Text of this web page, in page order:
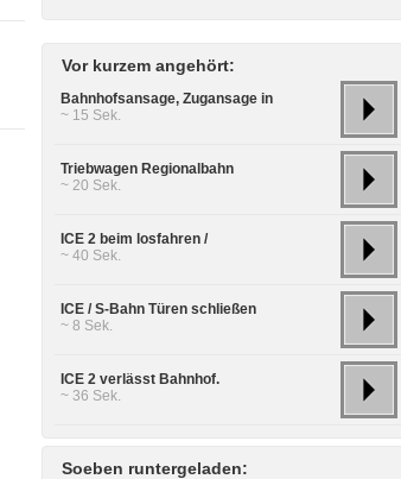
Vor kurzem angehört:
Bahnhofsansage, Zugansage in
~ 15 Sek.
Triebwagen Regionalbahn
~ 20 Sek.
ICE 2 beim losfahren /
~ 40 Sek.
ICE / S-Bahn Türen schließen
~ 8 Sek.
ICE 2 verlässt Bahnhof.
~ 36 Sek.
Soeben runtergeladen: